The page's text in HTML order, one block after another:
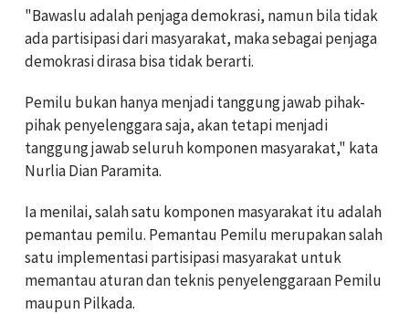
"Bawaslu adalah penjaga demokrasi, namun bila tidak
ada partisipasi dari masyarakat, maka sebagai penjaga
demokrasi dirasa bisa tidak berarti.
Pemilu bukan hanya menjadi tanggung jawab pihak-
pihak penyelenggara saja, akan tetapi menjadi
tanggung jawab seluruh komponen masyarakat," kata
Nurlia Dian Paramita.
Ia menilai, salah satu komponen masyarakat itu adalah
pemantau pemilu. Pemantau Pemilu merupakan salah
satu implementasi partisipasi masyarakat untuk
memantau aturan dan teknis penyelenggaraan Pemilu
maupun Pilkada.